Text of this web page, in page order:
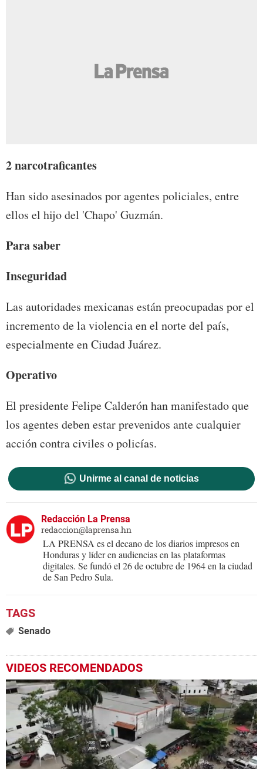
2 narcotraficantes
Han sido asesinados por agentes policiales, entre
ellos el hijo del 'Chapo' Guzmán.
Para saber
Inseguridad
Las autoridades mexicanas están preocupadas por el
incremento de la violencia en el norte del país,
especialmente en Ciudad Juárez.
Operativo
El presidente Felipe Calderón han manifestado que
los agentes deben estar prevenidos ante cualquier
acción contra civiles o policías.
Unirme al canal de noticias
Redacción La Prensa
redaccion@laprensa.hn
LA PRENSA es el decano de los diarios impresos en
Honduras y líder en audiencias en las plataformas
digitales. Se fundó el 26 de octubre de 1964 en la ciudad
de San Pedro Sula.
Senado
VIDEOS RECOMENDADOS